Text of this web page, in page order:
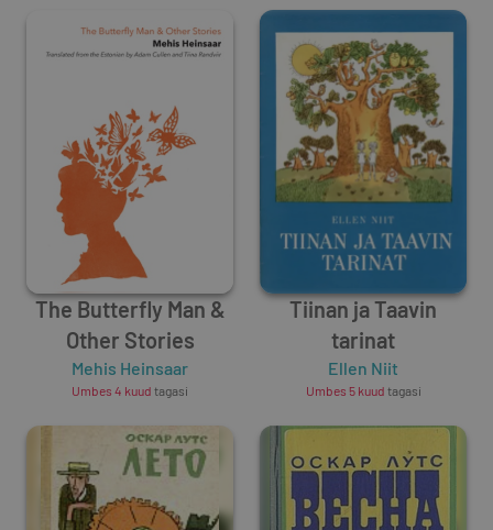
The Butterfly Man &
Other Stories
Mehis Heinsaar
Umbes 4 kuud tagasi
Tiinan ja Taavin
tarinat
Ellen Niit
Umbes 5 kuud tagasi